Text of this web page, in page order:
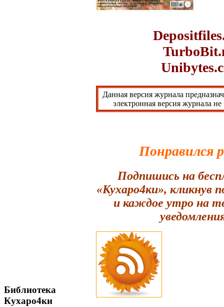
Библиотека
Кухаро4ки
Данная версия журнала
электронная версия журнала
Понравился
Подпишись на
«Кухаро4ки», кликнув
и каждое утро на